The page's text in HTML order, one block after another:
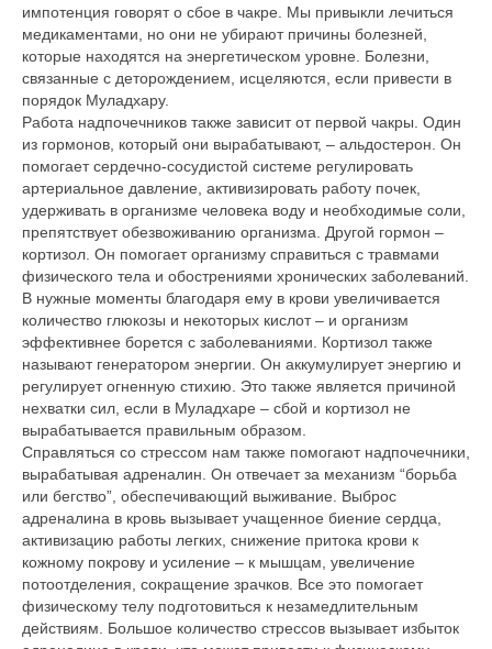
импотенция говорят о сбое в чакре. Мы привыкли лечиться
медикаментами, но они не убирают причины болезней,
которые находятся на энергетическом уровне. Болезни,
связанные с деторождением, исцеляются, если привести в
порядок Муладхару.
Работа надпочечников также зависит от первой чакры. Один
из гормонов, который они вырабатывают, – альдостерон. Он
помогает сердечно-сосудистой системе регулировать
артериальное давление, активизировать работу почек,
удерживать в организме человека воду и необходимые соли,
препятствует обезвоживанию организма. Другой гормон –
кортизол. Он помогает организму справиться с травмами
физического тела и обострениями хронических заболеваний.
В нужные моменты благодаря ему в крови увеличивается
количество глюкозы и некоторых кислот – и организм
эффективнее борется с заболеваниями. Кортизол также
называют генератором энергии. Он аккумулирует энергию и
регулирует огненную стихию. Это также является причиной
нехватки сил, если в Муладхаре – сбой и кортизол не
вырабатывается правильным образом.
Справляться со стрессом нам также помогают надпочечники,
вырабатывая адреналин. Он отвечает за механизм “борьба
или бегство”, обеспечивающий выживание. Выброс
адреналина в кровь вызывает учащенное биение сердца,
активизацию работы легких, снижение притока крови к
кожному покрову и усиление – к мышцам, увеличение
потоотделения, сокращение зрачков. Все это помогает
физическому телу подготовиться к незамедлительным
действиям. Большое количество стрессов вызывает избыток